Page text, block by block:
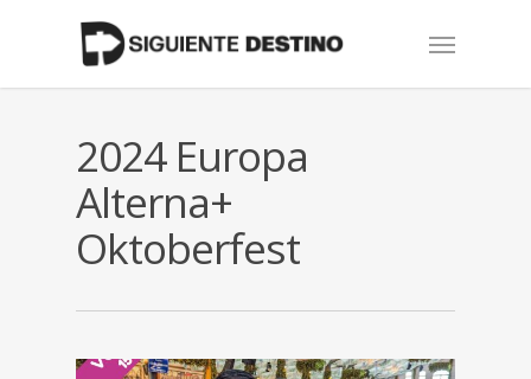
Menu
2024 Europa
Alterna+
Oktoberfest